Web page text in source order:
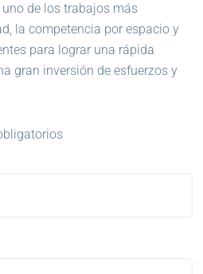
de los trabajos más
la competencia por espacio y
para lograr una rápida
gran inversión de esfuerzos y